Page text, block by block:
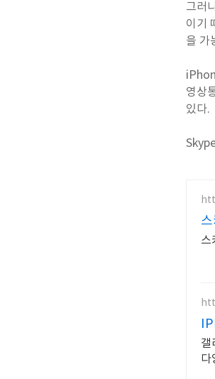
그러
이기
을 가
영상
있다.
스
갤
다